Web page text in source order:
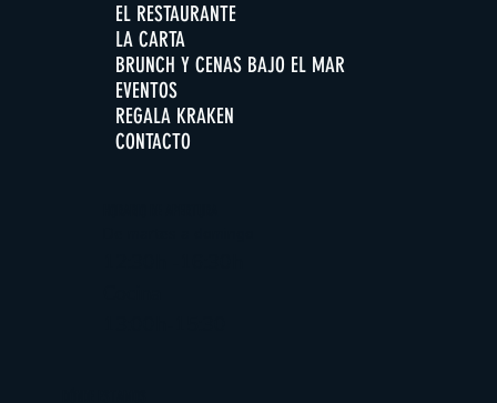
EL RESTAURANTE
LA CARTA
BRUNCH Y CENAS BAJO EL MAR
EVENTOS
REGALA KRAKEN
CONTACTO